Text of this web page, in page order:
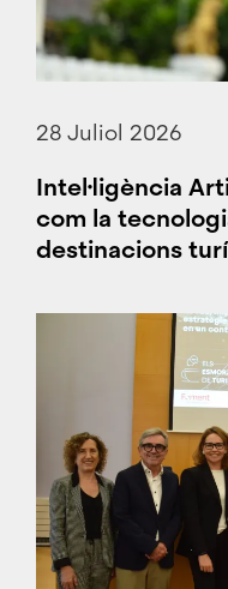
28 Juliol 2026
Intel·ligència
com la
destinacions